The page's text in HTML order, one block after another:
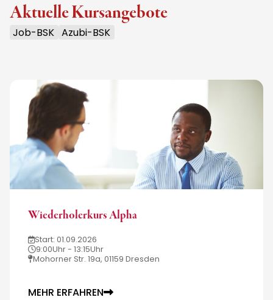
Aktuelle Kursangebote
Job-BSK Azubi-BSK
Wiederholerkurs Alpha
Start: 01.09.2026
9:00Uhr - 13:15Uhr
Mohorner Str. 19a, 01159 Dresden
MEHR ERFAHREN